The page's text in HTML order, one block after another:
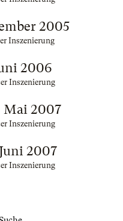
2005
Inszenierung
2006
Inszenierung
2007
Inszenierung
2007
Inszenierung